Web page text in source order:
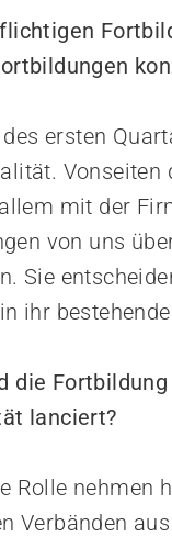
des ersten
mit der
von uns
Sie
ihr
die
lanciert?
Rolle nehmen
Verbänden